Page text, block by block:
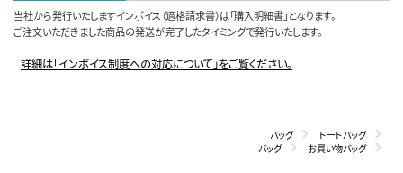
当社から発行いたしますインボイス（適格請求書）は「購入明細書」となります。
ご注文いただきました商品の発送が完了したタイミングで発行いたします。
詳細は「インボイス制度への対応について」をご覧ください。
バッグ
トートバッグ
バッグ
お買い物バッグ